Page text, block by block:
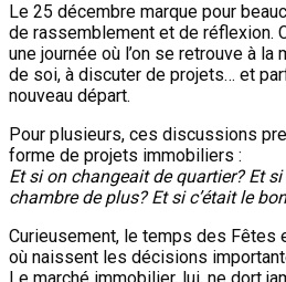
Le 25 décembre marque pour
de rassemblement et de réflexion.
une journée où l’on se retrouve à la
de soi, à discuter de projets… et
nouveau départ.
Pour plusieurs, ces discussions
forme de projets immobiliers :
Et si on changeait de quartier? Et
chambre de plus? Et si c’était le
Curieusement, le temps des Fêtes
où naissent les décisions